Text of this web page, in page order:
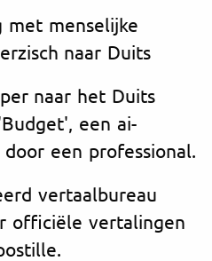
met menselijke
naar Duits
naar het Duits
een ai-
een professional.
vertaalbureau
officiële vertalingen